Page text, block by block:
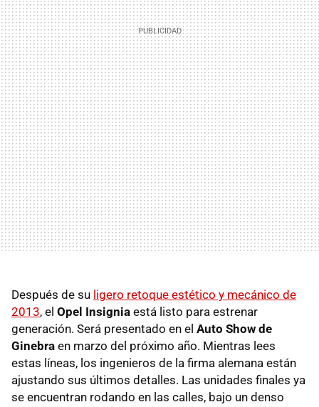
Después de su ligero retoque estético y mecánico de
2013, el Opel Insignia está listo para estrenar
generación. Será presentado en el Auto Show de
Ginebra en marzo del próximo año. Mientras lees
estas líneas, los ingenieros de la firma alemana están
ajustando sus últimos detalles. Las unidades finales ya
se encuentran rodando en las calles, bajo un denso